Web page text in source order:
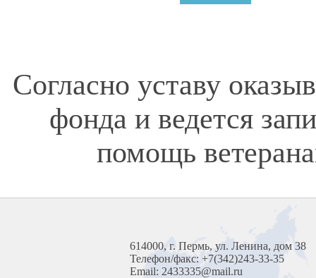
Согласно уставу
фонда и ведется
помощь
614000, г. Пермь, ул. Ленина, дом 38
Телефон/факс: +7(342)243-33-35
Email: 2433335@mail.ru